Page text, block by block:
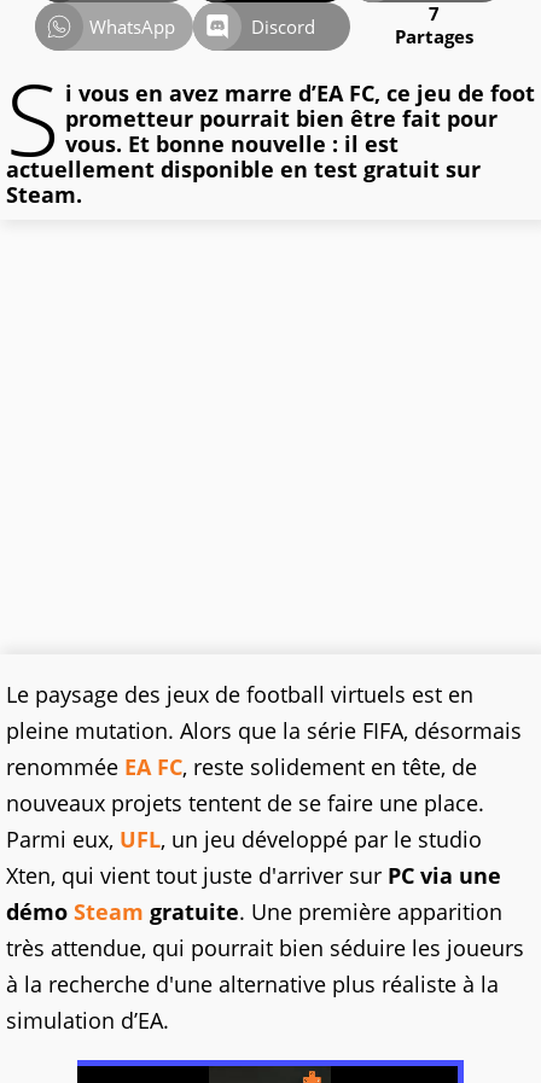
WhatsApp
Discord
7
Partages
S i vous en avez marre d’EA FC, ce jeu de foot
prometteur pourrait bien être fait pour
vous. Et bonne nouvelle : il est
actuellement disponible en test gratuit sur
Steam.
Le paysage des jeux de football virtuels est en
pleine mutation. Alors que la série FIFA, désormais
renommée EA FC, reste solidement en tête, de
nouveaux projets tentent de se faire une place.
Parmi eux, UFL, un jeu développé par le studio
Xten, qui vient tout juste d'arriver sur PC via une
démo Steam gratuite. Une première apparition
très attendue, qui pourrait bien séduire les joueurs
à la recherche d'une alternative plus réaliste à la
simulation d’EA.